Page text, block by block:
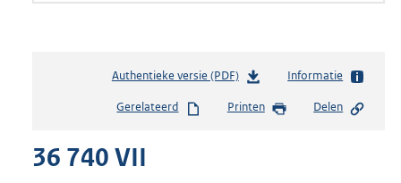
Authentieke versie (PDF)b
s
Informatie
Gerelateerd Printen Delen
36 740 VII